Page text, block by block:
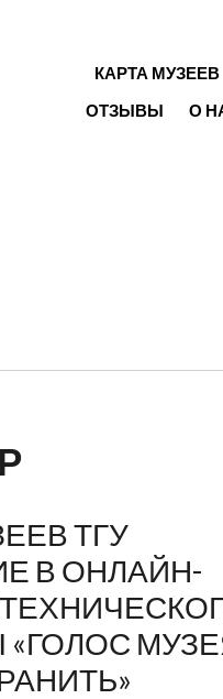
КАРТА МУЗЕЕВ
ОТЗЫВЫ
О
ТГУ
В ОНЛАЙН-